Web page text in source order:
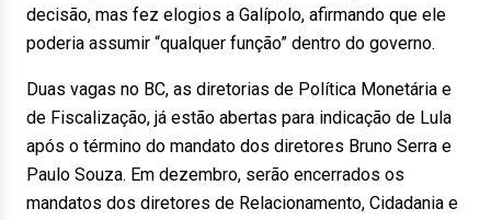
decisão, mas fez elogios a Galípolo, afirmando que ele
poderia assumir “qualquer função” dentro do governo.
Duas vagas no BC, as diretorias de Política Monetária e
de Fiscalização, já estão abertas para indicação de Lula
após o término do mandato dos diretores Bruno Serra e
Paulo Souza. Em dezembro, serão encerrados os
mandatos dos diretores de Relacionamento, Cidadania e